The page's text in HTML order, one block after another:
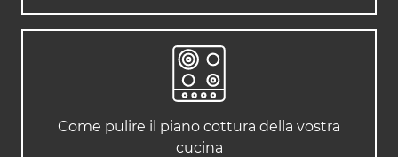
Come pulire il piano cottura della vostra
cucina